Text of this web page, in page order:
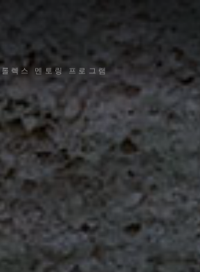
롤렉스 멘토링 프로그램